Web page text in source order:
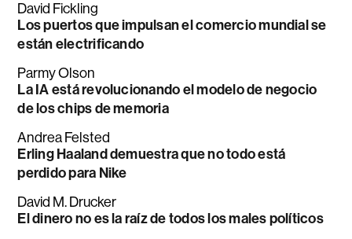
David Fickling
Los puertos que impulsan el comercio mundial se
están electrificando
Parmy Olson
La IA está revolucionando el modelo de negocio
de los chips de memoria
Andrea Felsted
Erling Haaland demuestra que no todo está
perdido para Nike
David M. Drucker
El dinero no es la raíz de todos los males políticos